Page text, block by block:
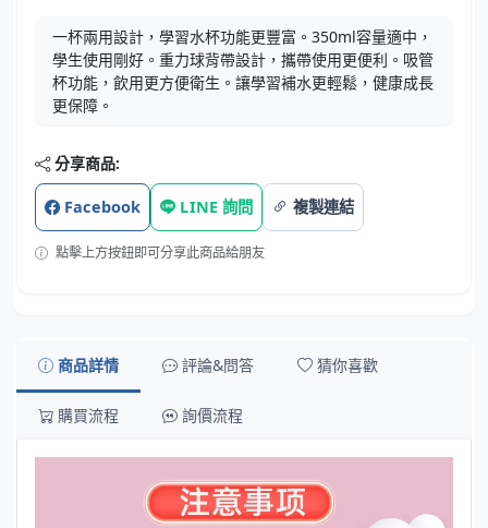
一杯兩用設計，學習水杯功能更豐富。350ml容量適中，
學生使用剛好。重力球背帶設計，攜帶使用更便利。吸管
杯功能，飲用更方便衛生。讓學習補水更輕鬆，健康成長
更保障。
分享商品:
Facebook LINE 詢問 複製連結
點擊上方按鈕即可分享此商品給朋友
商品詳情 評論&問答 猜你喜歡
購買流程 詢價流程